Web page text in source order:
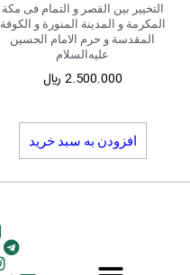
التخییر بین القصر و التمام فی مکة
المکرمة و المدینة المنورة و الکوفة
المقدسة و حرم الامام الحسین
علیه‌السلام
2.500.000 ﷼
افزودن به سبد خرید